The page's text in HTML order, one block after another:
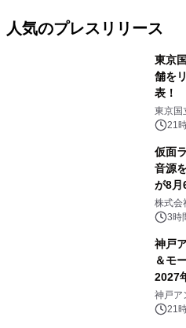
人気のプレスリリース
東京
舗を
表！
東京国
21
仮面
音源
が8月
大興
株式会
アート
3時
神戸
＆モ
2027
オー
神戸ア
ル 21